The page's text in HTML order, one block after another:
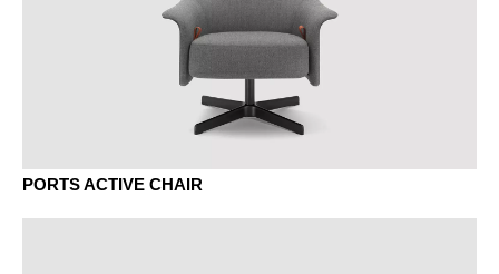
PORTS ACTIVE CHAIR